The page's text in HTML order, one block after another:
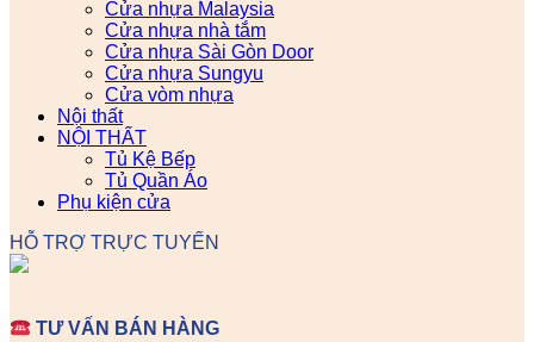
Cửa nhựa Malaysia
Cửa nhựa nhà tắm
Cửa nhựa Sài Gòn Door
Cửa nhựa Sungyu
Cửa vòm nhựa
Nội thất
NỘI THẤT
Tủ Kệ Bếp
Tủ Quần Áo
Phụ kiện cửa
HỖ TRỢ TRỰC TUYẾN
TƯ VẤN BÁN HÀNG